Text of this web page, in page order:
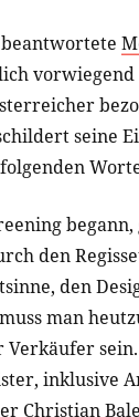
seine
begann,
den
den
man
sein.
inklusive
Christian